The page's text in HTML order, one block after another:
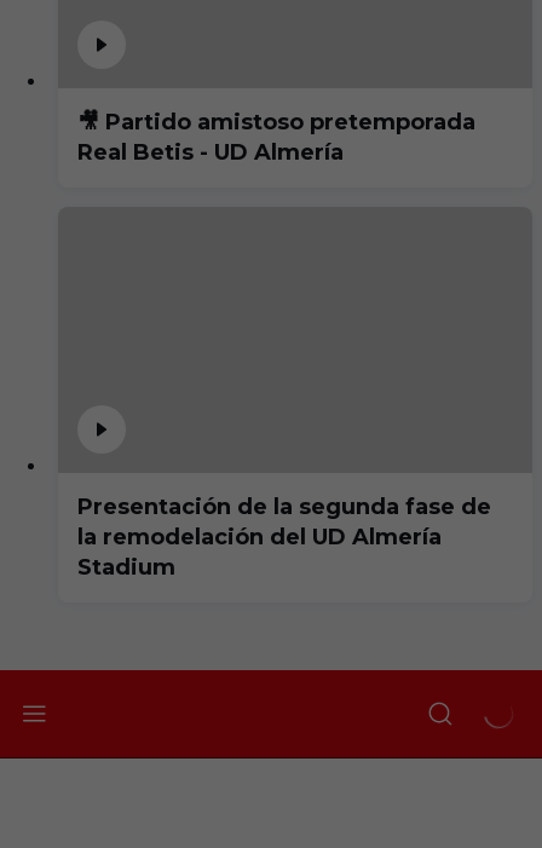
🎥 Partido amistoso pretemporada
Real Betis - UD Almería
Presentación de la segunda fase de
la remodelación del UD Almería
Stadium